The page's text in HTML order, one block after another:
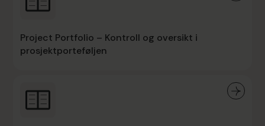
Project Portfolio – Kontroll og oversikt i
prosjektporteføljen